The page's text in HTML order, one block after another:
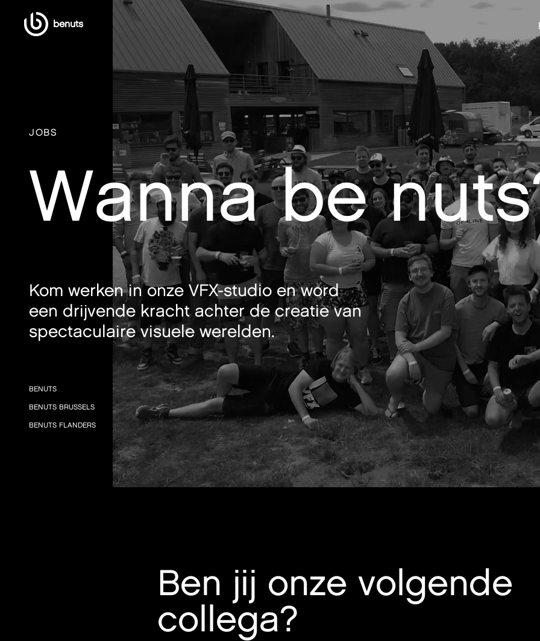
benuts
JOBS
Wanna be
Kom werken in onze VFX-studio en word
een drijvende kracht achter de creatie van
spectaculaire visuele werelden.
BENUTS
BENUTS BRUSSELS
BENUTS FLANDERS
Ben jij onze volgende
collega?